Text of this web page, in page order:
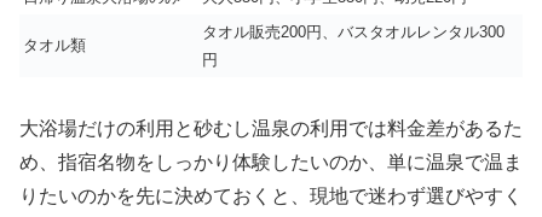
タオル類
タオル販売200円、バスタオルレンタル300
円
大浴場だけの利用と砂むし温泉の利用では料金差があるた
め、指宿名物をしっかり体験したいのか、単に温泉で温ま
りたいのかを先に決めておくと、現地で迷わず選びやすく